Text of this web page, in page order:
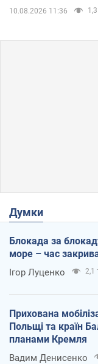
10.08.2026 11:36 1,3
Думки
Блокада за
море – час
Ігор Луценко 2,1
Прихована
Польщі та країн
планами Кремля
Вадим Денисенко